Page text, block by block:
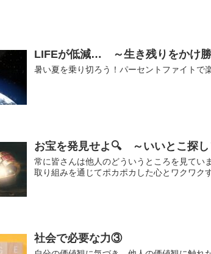
LIFEが低減… ～生き残りをかけ勝
暑い夏を乗り切ろう！パーセントファイトで
お宝を発見せよ🔍 ～いいとこ探
常に皆さんは他人のどういうところを見てい
取り組みを通じてポカポカした心とワクワク
社会で必要な力③